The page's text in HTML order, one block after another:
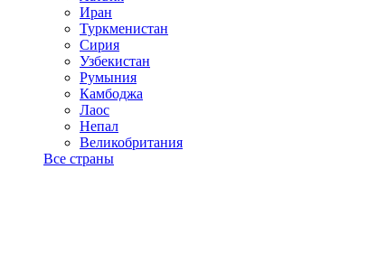
Иран
Туркменистан
Сирия
Узбекистан
Румыния
Камбоджа
Лаос
Непал
Великобритания
Все страны